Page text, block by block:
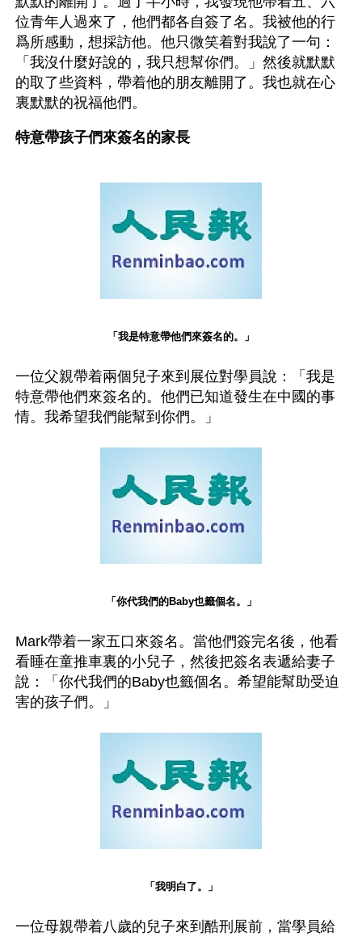
位青年人過來了，他們都各自簽了名。我被他的行
爲所感動，想採訪他。他只微笑着對我說了一句：
「我沒什麼好說的，我只想幫你們。」然後就默默
的取了些資料，帶着他的朋友離開了。我也就在心
裏默默的祝福他們。
特意帶孩子們來簽名的家長
「我是特意帶他們來簽名的。」
一位父親帶着兩個兒子來到展位對學員說：「我是
特意帶他們來簽名的。他們已知道發生在中國的事
情。我希望我們能幫到你們。」
「你代我們的Baby也籤個名。」
Mark帶着一家五口來簽名。當他們簽完名後，他看
看睡在童推車裏的小兒子，然後把簽名表遞給妻子
說：「你代我們的Baby也籤個名。希望能幫助受迫
害的孩子們。」
「我明白了。」
一位母親帶着八歲的兒子來到酷刑展前，當學員給